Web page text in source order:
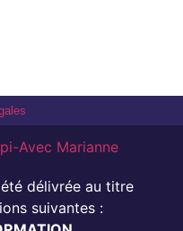
délivrée au titre
suivantes :